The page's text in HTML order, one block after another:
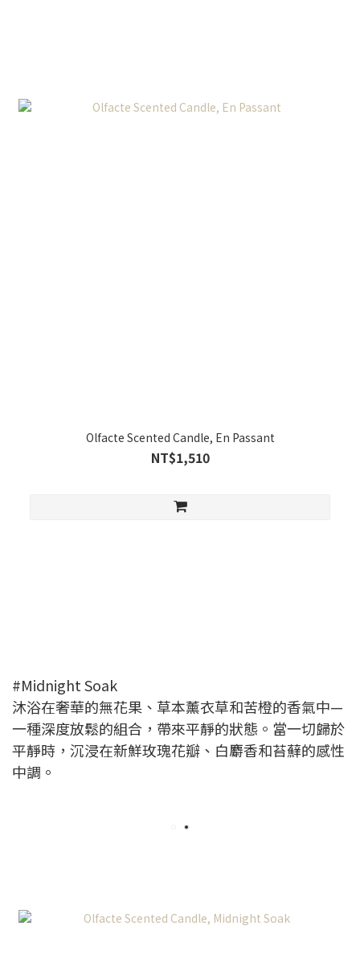
Olfacte Scented Candle, En Passant
NT$1,510
#Midnight Soak
沐浴在奢華的無花果、草本薰衣草和苦橙的香氣中—
一種深度放鬆的組合，帶來平靜的狀態。當一切歸於
平靜時，沉浸在新鮮玫瑰花瓣、白麝香和苔蘚的感性
中調。